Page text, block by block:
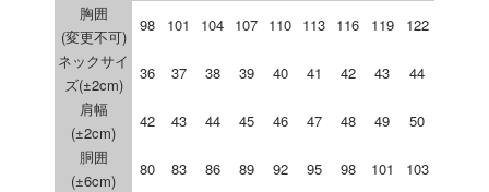
胸囲
(変更不可)
98 101 104 107 110 113 116 119
122
ネックサイ
ズ(±2cm)
36 37 38 39 40 41 42 43
44
肩幅
(±2cm)
42 43 44 45 46 47 48 49
50
胴囲
(±6cm)
80 83 86 89 92 95 98 101
103